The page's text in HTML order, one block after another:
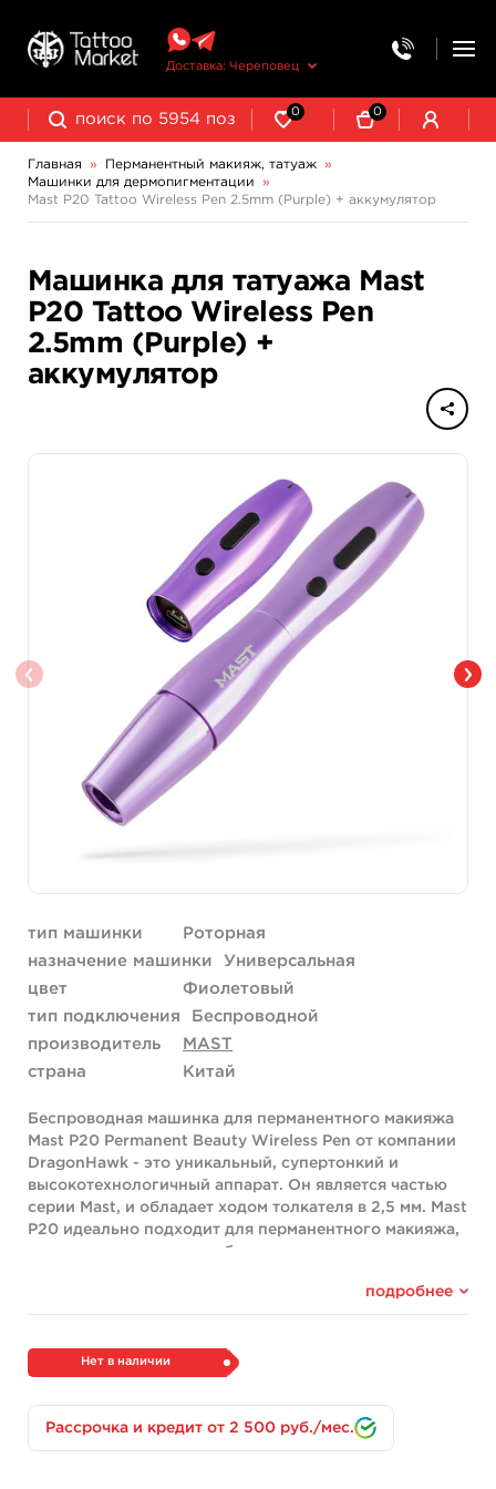
Доставка: Череповец
0 0
Главная » Перманентный макияж, татуаж
»
Машинки для дермопигментации
»
Mast P20 Tattoo Wireless Pen 2.5mm (Purple) + аккумулятор
Машинка для татуажа Mast
P20 Tattoo Wireless Pen
2.5mm (Purple) +
аккумулятор
тип машинки
Роторная
назначение машинки
Универсальная
цвет
Фиолетовый
тип подключения
Беспроводной
производитель
MAST
страна
Китай
Беспроводная машинка для перманентного макияжа
Mast P20 Permanent Beauty Wireless Pen от компании
DragonHawk - это уникальный, супертонкий и
высокотехнологичный аппарат. Он является частью
серии Mast, и обладает ходом толкателя в 2,5 мм. Mast
P20 идеально подходит для перманентного макияжа,
а также для создания небольших татуировок.
Эта машинка идеальна для подводки глаз,
свободу работы мастера в любое время и в любом
месте. Корпус машинки изготовлен из
В данном исполнении машинка Р20 поставляется в
подробнее
Нет в наличии
Рассрочка и кредит от 2 500 руб./мес.